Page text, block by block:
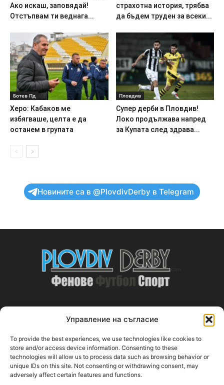
Управление на съгласие
To provide the best experiences, we use technologies like cookies to
store and/or access device information. Consenting to these
technologies will allow us to process data such as browsing behavior or
unique IDs on this site. Not consenting or withdrawing consent, may
adversely affect certain features and functions.
Ако искаш, заповядай!
Отстъпвам ти веднага...
страхотна история, трябва
да бъдем труден за всеки...
Ботев Пд
Херо: Кабаков ме
избягваше, целта е да
останем в групата
Пловдив
Супер дерби в Пловдив!
Локо продължава напред
за Купата след здрава...
Новините са в @PlovdivDerby в Telegram
ABOUT US
PlovdivDerby.com е първата пловдивска изцяло футболна
медия!
Свържи се с нас:plovdivderby.com@gmail.com